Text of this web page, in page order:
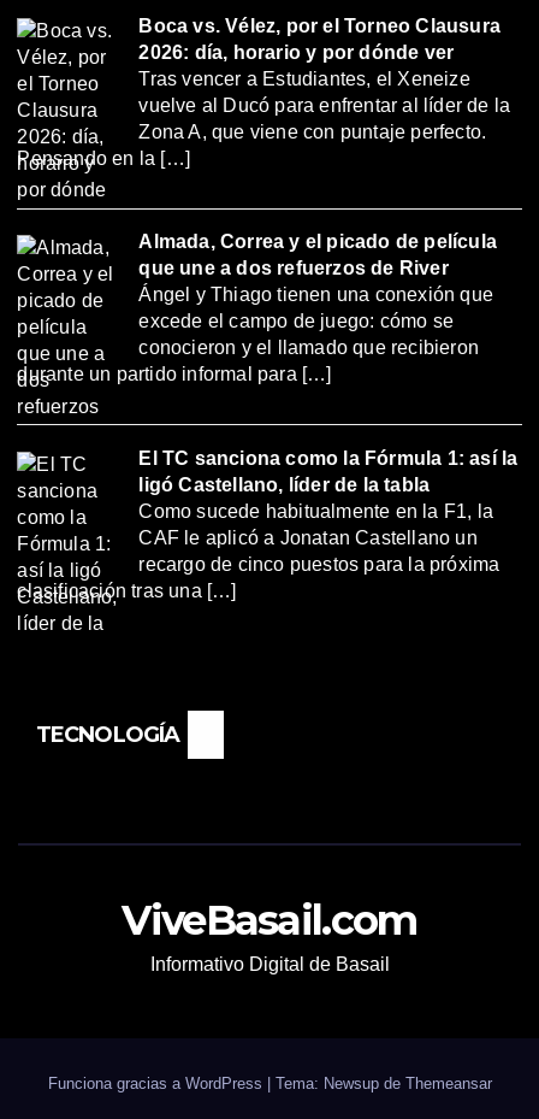
Boca vs. Vélez, por el Torneo Clausura
2026: día, horario y por dónde ver
Tras vencer a Estudiantes, el Xeneize
vuelve al Ducó para enfrentar al líder de la
Zona A, que viene con puntaje perfecto.
Pensando en la […]
Almada, Correa y el picado de película
que une a dos refuerzos de River
Ángel y Thiago tienen una conexión que
excede el campo de juego: cómo se
conocieron y el llamado que recibieron
durante un partido informal para […]
El TC sanciona como la Fórmula 1: así la
ligó Castellano, líder de la tabla
Como sucede habitualmente en la F1, la
CAF le aplicó a Jonatan Castellano un
recargo de cinco puestos para la próxima
clasificación tras una […]
TECNOLOGÍA
ViveBasail.com
Informativo Digital de Basail
Funciona gracias a WordPress Tema: Newsup de Themeansar